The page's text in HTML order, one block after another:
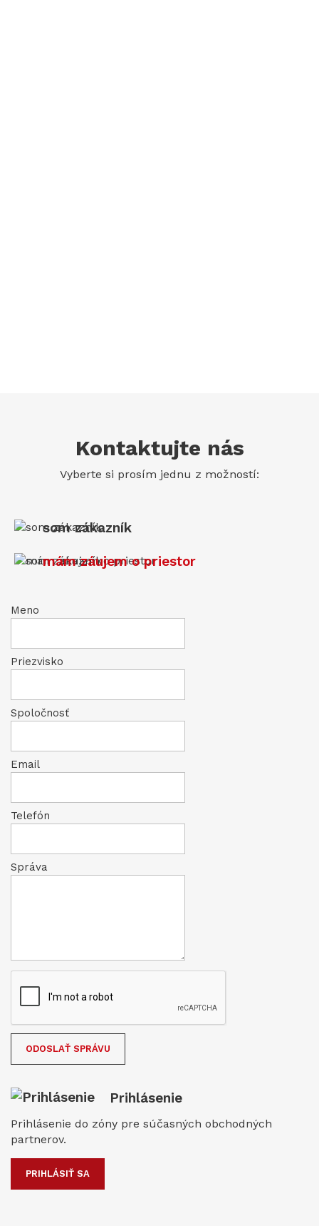
Kontaktujte nás
Vyberte si prosím jednu z možností:
som zákazník
mám záujem o priestor
Meno
Priezvisko
Spoločnosť
Email
Telefón
Správa
Prihlásenie
Prihlásenie do zóny pre súčasných obchodných
partnerov.
PRIHLÁSIŤ SA